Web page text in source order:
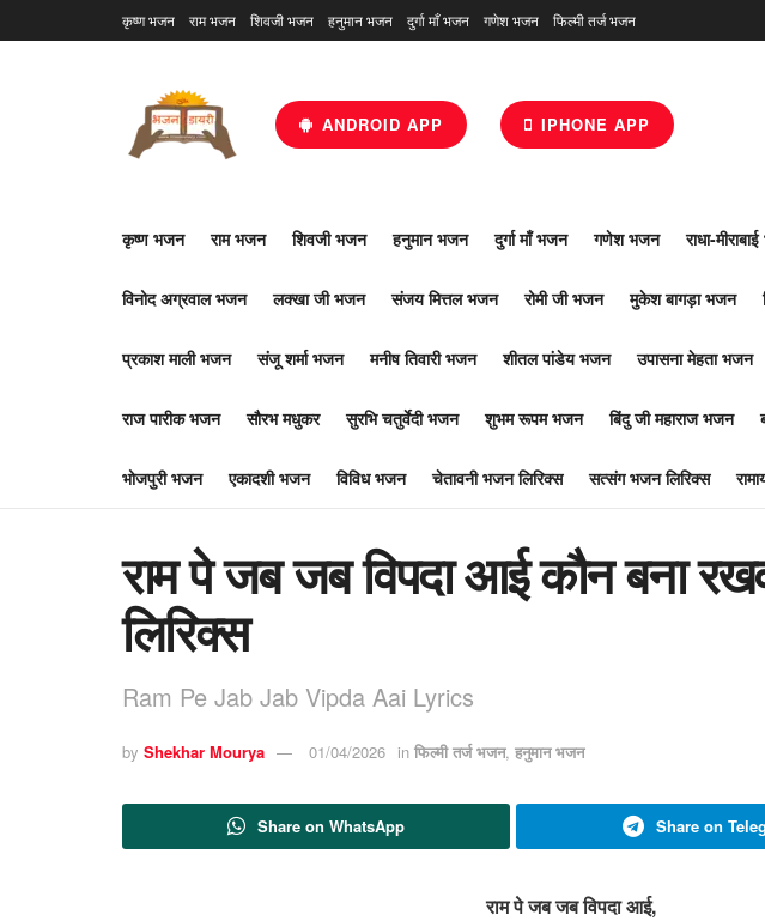
कृष्ण भजन राम भजन शिवजी भजन हनुमान भजन दुर्गा माँ भजन गणेश भजन फिल्मी तर्ज भजन
ANDROID APP IPHONE APP
कृष्ण भजन राम भजन शिवजी भजन हनुमान भजन दुर्गा माँ भजन गणेश भजन राधा-
विनोद अग्रवाल भजन लक्खा जी भजन संजय मित्तल भजन रोमी जी भजन मुकेश बागड़ा भजन
प्रकाश माली भजन संजू शर्मा भजन मनीष तिवारी भजन शीतल पांडेय भजन उपासना मेहता भजन
राज पारीक भजन सौरभ मधुकर सुरभि चतुर्वेदी भजन शुभम रूपम भजन बिंदु जी महाराज भजन
भोजपुरी भजन एकादशी भजन विविध भजन चेतावनी भजन लिरिक्स सत्संग भजन लिरिक्स
राम पे जब जब विपदा आई कौन बना
लिरिक्स
Ram Pe Jab Jab Vipda Aai Lyrics
by Shekhar Mourya 01/04/2026 in फिल्मी तर्ज भजन, हनुमान भजन
Share on WhatsApp Share on
राम पे जब जब विपदा आई,